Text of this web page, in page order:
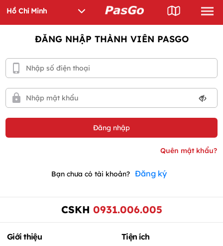
ĐĂNG NHẬP THÀNH VIÊN PASGO
Bạn chưa có tài khoản? Đăng ký
CSKH 0931.006.005
Giới thiệu Tiện ích